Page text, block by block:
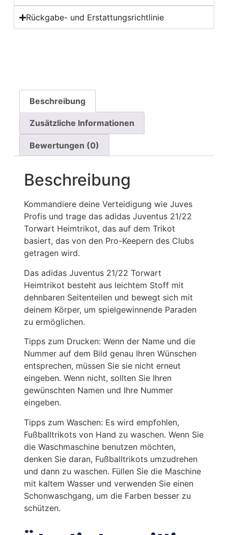
Rückgabe- und Erstattungsrichtlinie
Beschreibung
Zusätzliche Informationen
Bewertungen (0)
Beschreibung
Kommandiere deine Verteidigung wie Juves
Profis und trage das adidas Juventus 21/22
Torwart Heimtrikot, das auf dem Trikot
basiert, das von den Pro-Keepern des Clubs
getragen wird.
Das adidas Juventus 21/22 Torwart
Heimtrikot besteht aus leichtem Stoff mit
dehnbaren Seitenteilen und bewegt sich mit
deinem Körper, um spielgewinnende Paraden
zu ermöglichen.
Tipps zum Drucken: Wenn der Name und die
Nummer auf dem Bild genau Ihren Wünschen
entsprechen, müssen Sie sie nicht erneut
eingeben. Wenn nicht, sollten Sie Ihren
gewünschten Namen und Ihre Nummer
eingeben.
Tipps zum Waschen: Es wird empfohlen,
Fußballtrikots von Hand zu waschen. Wenn Sie
die Waschmaschine benutzen möchten,
denken Sie daran, Fußballtrikots umzudrehen
und dann zu waschen. Füllen Sie die Maschine
mit kaltem Wasser und verwenden Sie einen
Schonwaschgang, um die Farben besser zu
schützen.